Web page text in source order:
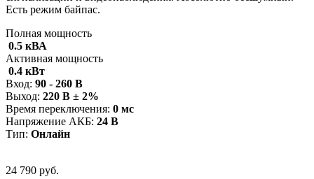
Есть режим байпас.
Полная мощность
0.5 кВА
Активная мощность
0.4 кВт
Вход: 90 - 260 В
Выход: 220 В ± 2%
Время переключения: 0 мс
Напряжение АКБ: 24 В
Тип: Онлайн
24 790 руб.